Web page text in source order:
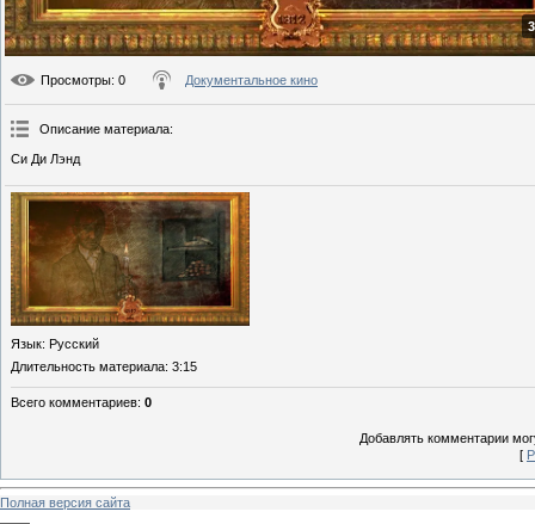
Просмотры: 0 Документальное кино
Описание материала:
Си Ди Лэнд
Язык: Русский
Длительность материала: 3:15
Всего комментариев: 0
Добавлять комментарии
[
Полная версия сайта